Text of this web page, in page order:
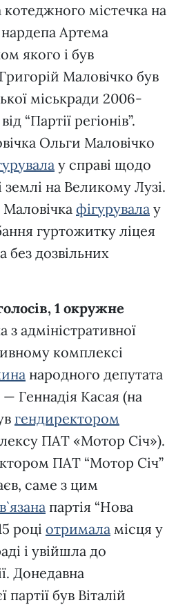
котеджного містечка на
Артема
якого і був
Маловічко був
міськради 2006-
“Партії регіонів”.
Ольги Маловічко
у справі щодо
землі на Великому Лузі.
фігурувала у
гуртожитку ліцея
без дозвільних
1 окружне
адміністративної
комплексі
народного депутата
— Геннадія Касая (на
гендиректором
ПАТ «Мотор Січ»).
ПАТ “Мотор Січ”
саме з цим
партія “Нова
році отримала місця у
і увійшла до
Донедавна
був Віталій